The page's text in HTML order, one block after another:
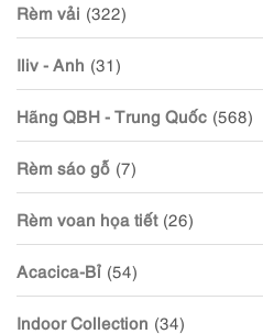
Rèm vải (322)
Iliv - Anh (31)
Hãng QBH - Trung Quốc (568)
Rèm sáo gỗ (7)
Rèm voan họa tiết (26)
Acacica-Bỉ (54)
Indoor Collection (34)